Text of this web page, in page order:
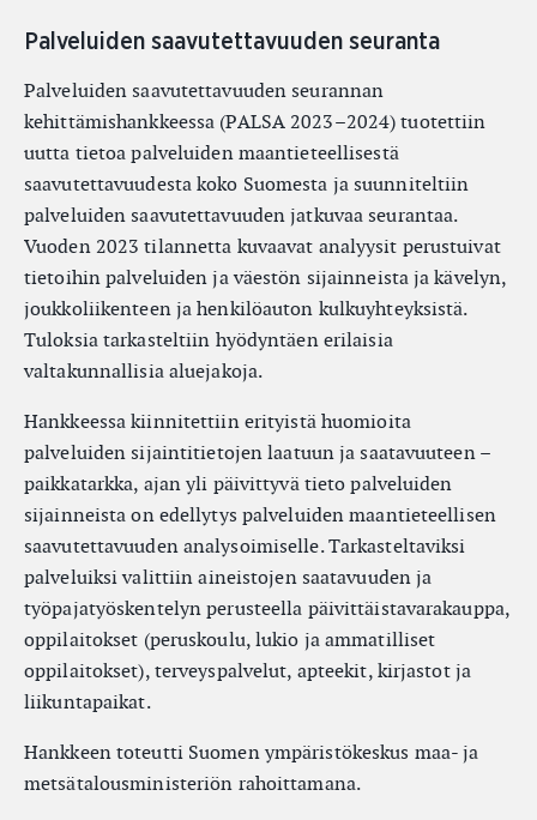
Palveluiden saavutettavuuden seuranta
Palveluiden saavutettavuuden seurannan
kehittämishankkeessa (PALSA 2023–2024) tuotettiin
uutta tietoa palveluiden maantieteellisestä
saavutettavuudesta koko Suomesta ja suunniteltiin
palveluiden saavutettavuuden jatkuvaa seurantaa.
Vuoden 2023 tilannetta kuvaavat analyysit perustuivat
tietoihin palveluiden ja väestön sijainneista ja kävelyn,
joukkoliikenteen ja henkilöauton kulkuyhteyksistä.
Tuloksia tarkasteltiin hyödyntäen erilaisia
valtakunnallisia aluejakoja.
Hankkeessa kiinnitettiin erityistä huomioita
palveluiden sijaintitietojen laatuun ja saatavuuteen –
paikkatarkka, ajan yli päivittyvä tieto palveluiden
sijainneista on edellytys palveluiden maantieteellisen
saavutettavuuden analysoimiselle. Tarkasteltaviksi
palveluiksi valittiin aineistojen saatavuuden ja
työpajatyöskentelyn perusteella päivittäistavarakauppa,
oppilaitokset (peruskoulu, lukio ja ammatilliset
oppilaitokset), terveyspalvelut, apteekit, kirjastot ja
liikuntapaikat.
Hankkeen toteutti Suomen ympäristökeskus maa- ja
metsätalousministeriön rahoittamana.